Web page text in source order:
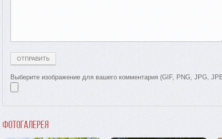
Выберите изображение для вашего комментария (GIF, PNG, JPG,
Фотогалерея